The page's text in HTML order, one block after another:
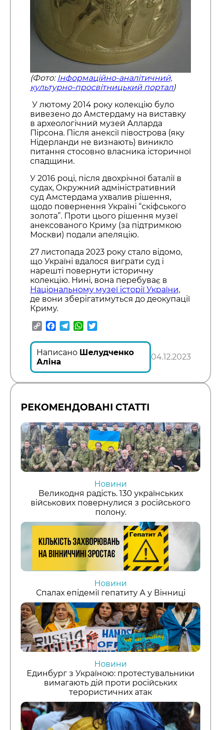
(Фото: Інформаційно-аналітичний,
культурно-просвітницький портал)
У лютому 2014 року колекцію було
вивезено до Амстердаму на виставку
в археологічний музей Алларда
Пірсона. Після анексії півострова (яку
Нідерланди не визнають) виникло
питання стосовно власника історичної
спадщини.
У 2016 році, після двохрічної баталії в
судах, Окружний адміністративний
суд Амстердама ухвалив рішення,
щодо повернення Україні “скіфського
золота”. Проти цього рішення музеї
анексованого Криму (за підтримкою
Москви) подали апеляцію.
27 листопада 2023 року стало відомо,
що Україні вдалося виграти суд і
нарешті повернути історичну
колекцію. Нині, вона перебуває в
Національному музеї історії України,
де вони зберігатимуться до деокупації
Криму.
CopyFacebook
TelegramWhatsApp
Написано Шелудченко
Аліна
04.12.2023
РЕКОМЕНДОВАНІ СТАТТІ
Новини
Великодня радість. 130 українських
військових повернулися з російського
полону.
Новини
Спалах епідемії гепатиту А у Вінниці
Новини
Единбург з Україною: протестувальники
вимагають дій проти російських
терористичних атак